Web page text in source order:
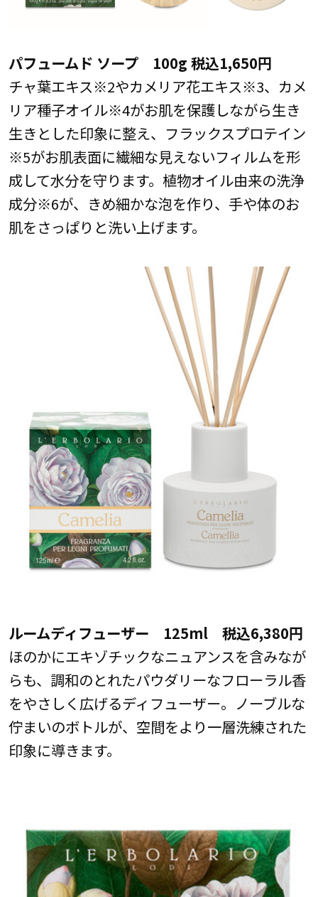
パフュームド ソープ 100g 税込1,650円
チャ葉エキス※2やカメリア花エキス※3、カメ
リア種子オイル※4がお肌を保護しながら生き
生きとした印象に整え、フラックスプロテイン
※5がお肌表面に繊細な見えないフィルムを形
成して水分を守ります。植物オイル由来の洗浄
成分※6が、きめ細かな泡を作り、手や体のお
肌をさっぱりと洗い上げます。
ルームディフューザー 125ml 税込6,380円
ほのかにエキゾチックなニュアンスを含みなが
らも、調和のとれたパウダリーなフローラル香
をやさしく広げるディフューザー。ノーブルな
佇まいのボトルが、空間をより一層洗練された
印象に導きます。